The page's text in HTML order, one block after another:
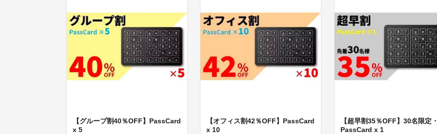
【グループ割40％OFF】PassCard
x 5
【オフィス割42％OFF】PassCard
x 10
【超早割35％OFF】30名限定
PassCard x 1